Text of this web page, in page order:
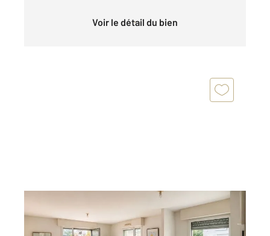
Voir le détail du bien
40,77 m , 2 pièces
Ref : 3269